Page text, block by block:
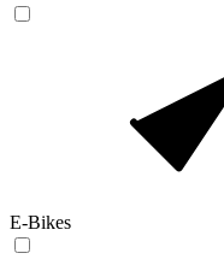
E-Bikes